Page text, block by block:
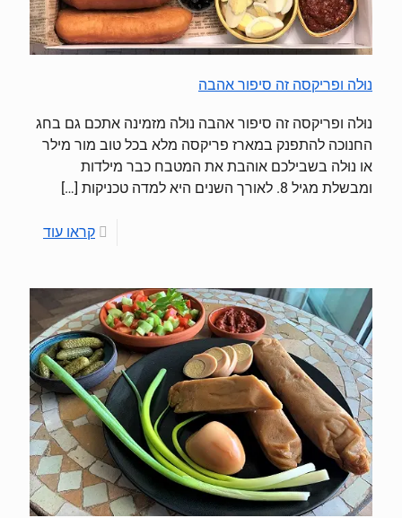
נוּלה ופריקסה זה סיפור אהבה
נוּלה ופריקסה זה סיפור אהבה נוּלה מזמינה אתכם גם בחג
החנוכה להתפנק במארז פריקסה מלא בכל טוב מור מילר
או נוּלה בשבילכם אוהבת את המטבח כבר מילדות
ומבשלת מגיל 8. לאורך השנים היא למדה טכניקות
[…]
קראו עוד